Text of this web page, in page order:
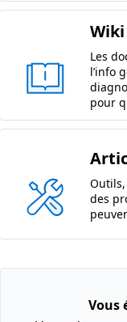
Wiki
Les
l’info
pour
des
Vous